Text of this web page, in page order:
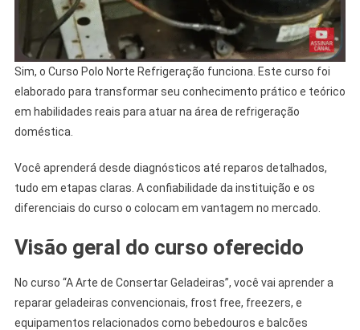
Sim, o Curso Polo Norte Refrigeração funciona. Este curso foi
elaborado para transformar seu conhecimento prático e teórico
em habilidades reais para atuar na área de refrigeração
doméstica.
Você aprenderá desde diagnósticos até reparos detalhados,
tudo em etapas claras. A confiabilidade da instituição e os
diferenciais do curso o colocam em vantagem no mercado.
Visão geral do curso oferecido
No curso “A Arte de Consertar Geladeiras”, você vai aprender a
reparar geladeiras convencionais, frost free, freezers, e
equipamentos relacionados como bebedouros e balcões